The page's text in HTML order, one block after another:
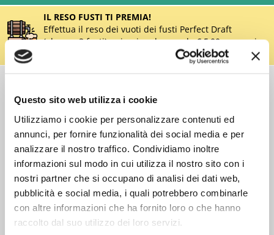
Questo sito web utilizza i cookie
Utilizziamo i cookie per personalizzare contenuti ed
annunci, per fornire funzionalità dei social media e per
analizzare il nostro traffico. Condividiamo inoltre
informazioni sul modo in cui utilizza il nostro sito con i
nostri partner che si occupano di analisi dei dati web,
pubblicità e social media, i quali potrebbero combinarle
con altre informazioni che ha fornito loro o che hanno
raccolto dal suo utilizzo dei loro servizi.
IL RESO FUSTI TI PREMIA!
Effettua il reso dei vuoti dei fusti Perfect Draft
(almeno 3 fusti) e ricevi un buono da € 5,00 per ogni
SPEDIZIONE
Consegna standard > € 6,90
GRATISsopra € 59,00
Ordine minimo € 20,00
Spedizioni in 24/48/72 h (giorni lavorativi)